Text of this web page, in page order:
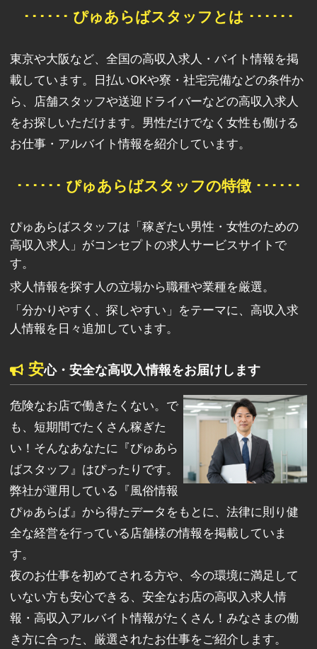
･･････ ぴゅあらばスタッフとは ･･････
東京や大阪など、全国の高収入求人・バイト情報を掲
載しています。日払いOKや寮・社宅完備などの条件か
ら、店舗スタッフや送迎ドライバーなどの高収入求人
をお探しいただけます。男性だけでなく女性も働ける
お仕事・アルバイト情報を紹介しています。
･･････ ぴゅあらばスタッフの特徴 ･･････
ぴゅあらばスタッフは「稼ぎたい男性・女性のための
高収入求人」がコンセプトの求人サービスサイトで
す。
求人情報を探す人の立場から職種や業種を厳選。
「分かりやすく、探しやすい」をテーマに、高収入求
人情報を日々追加しています。
安心・安全な高収入情報をお届けします
危険なお店で働きたくない。で
も、短期間でたくさん稼ぎた
い！そんなあなたに『ぴゅあら
ばスタッフ』はぴったりです。
弊社が運用している『風俗情報
ぴゅあらば』から得たデータをもとに、法律に則り健
全な経営を行っている店舗様の情報を掲載していま
す。
夜のお仕事を初めてされる方や、今の環境に満足して
いない方も安心できる、安全なお店の高収入求人情
報・高収入アルバイト情報がたくさん！みなさまの働
き方に合った、厳選されたお仕事をご紹介します。